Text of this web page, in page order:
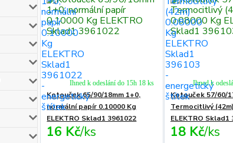
Kotouček 65/90/18mm 1+0,
normální papír 0.10000 Kg
ELEKTRO Sklad1 3961022
16 Kč/ks
Ihned k odeslání do 15h 18 ks
Kotouček 57/60/
Termocitlivý
ELEKTRO Sklad1
18 Kč/ks
Ihned k